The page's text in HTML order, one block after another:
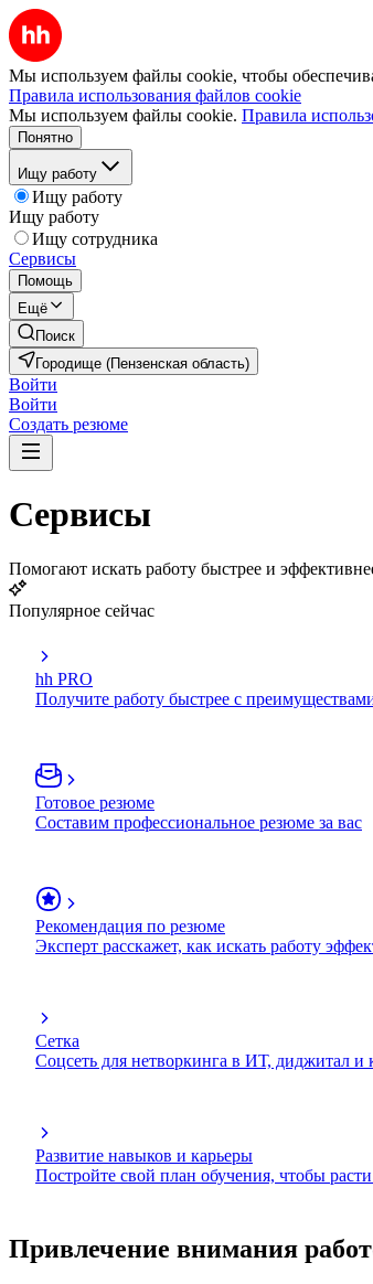
Мы используем файлы cookie, чтобы
Правила использования файлов cookie
Мы используем файлы cookie. Правила
Понятно
Ищу работу
Ищу работу
Ищу работу
Ищу сотрудника
Сервисы
Помощь
Ещё
Поиск
Городище (Пензенская область)
Войти
Войти
Создать резюме
Сервисы
Помогают искать работу быстрее и
Популярное сейчас
hh PRO
Получите работу быстрее с
Готовое резюме
Составим профессиональное резюме за вас
Рекомендация по резюме
Эксперт расскажет, как искать работу
Сетка
Соцсеть для нетворкинга в ИТ, диджитал и
Развитие навыков и карьеры
Постройте свой план обучения, чтобы
Привлечение внимания